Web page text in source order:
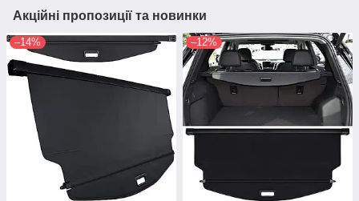
Акційні пропозиції та новинки
–14% –12%